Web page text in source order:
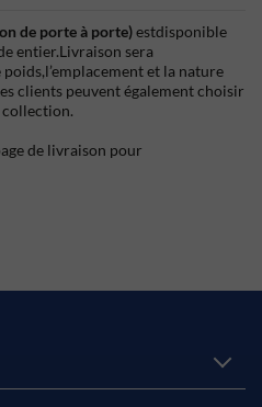
de porte à porte)estdisponible
entier.Livraison sera
et la nature
clients peuvent également choisir
collection.
de livraison pour